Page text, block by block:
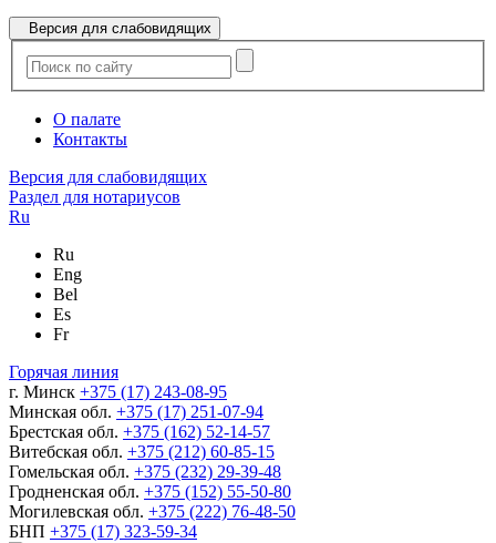
Версия для слабовидящих
О палате
Контакты
Версия для слабовидящих
Раздел для нотариусов
Ru
Ru
Eng
Bel
Es
Fr
Горячая линия
г. Минск +375 (17) 243-08-95
Минская обл. +375 (17) 251-07-94
Брестская обл. +375 (162) 52-14-57
Витебская обл. +375 (212) 60-85-15
Гомельская обл. +375 (232) 29-39-48
Гродненская обл. +375 (152) 55-50-80
Могилевская обл. +375 (222) 76-48-50
БНП +375 (17) 323-59-34